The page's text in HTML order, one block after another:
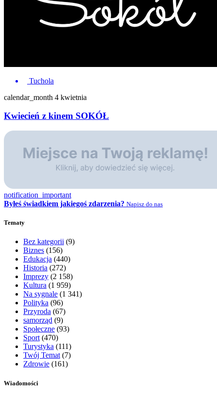
Tuchola
calendar_month 4 kwietnia
Kwiecień z kinem SOKÓŁ
notification_important
Byłeś świadkiem jakiegoś zdarzenia? Napisz do nas
Tematy
Bez kategorii (9)
Biznes (156)
Edukacja (440)
Historia (272)
Imprezy (2 158)
Kultura (1 959)
Na sygnale (1 341)
Polityka (96)
Przyroda (67)
samorząd (9)
Społeczne (93)
Sport(470)
Turystyka (111)
Twój Temat(7)
Zdrowie (161)
Wiadomości